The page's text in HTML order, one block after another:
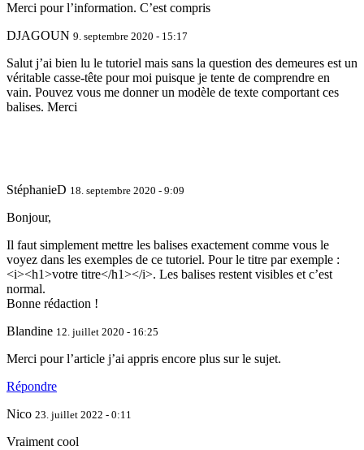
Merci pour l’information. C’est compris
DJAGOUN 9. septembre 2020 - 15:17
Salut j’ai bien lu le tutoriel mais sans la question des demeures est un
véritable casse-tête pour moi puisque je tente de comprendre en
vain. Pouvez vous me donner un modèle de texte comportant ces
balises. Merci
StéphanieD 18. septembre 2020 - 9:09
Bonjour,
Il faut simplement mettre les balises exactement comme vous le
voyez dans les exemples de ce tutoriel. Pour le titre par exemple :
<i><h1>votre titre</h1></i>. Les balises restent visibles et c’est
normal.
Bonne rédaction !
Blandine 12. juillet 2020 - 16:25
Merci pour l’article j’ai appris encore plus sur le sujet.
Répondre
Nico 23. juillet 2022 - 0:11
Vraiment cool